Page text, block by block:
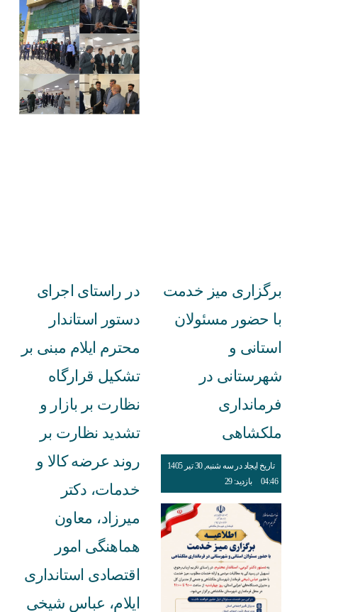
برگزاری میز خدمت
با حضور مسئولان
استانی و
شهرستانی در
فرمانداری
ملکشاهی
تاریخ ایجاد در سه شنبه, 30 تیر 1405
04:46
بازدید: 29
در راستای اجرای
دستور استاندار
محترم ایلام مبنی بر
تشکیل قرارگاه
نظارت بر بازار و
تشدید نظارت بر
روند عرضه کالا و
خدمات، دکتر
میرزاد، معاون
هماهنگی امور
اقتصادی استانداری
ایلام، عباس شیخی